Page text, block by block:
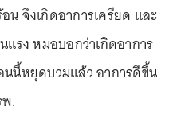
จึงเกิดอาการเครียด และ
แรง หมอบอกว่าเกิดอาการ
นี้หยุดบวมแล้ว อาการดีขึ้น
.